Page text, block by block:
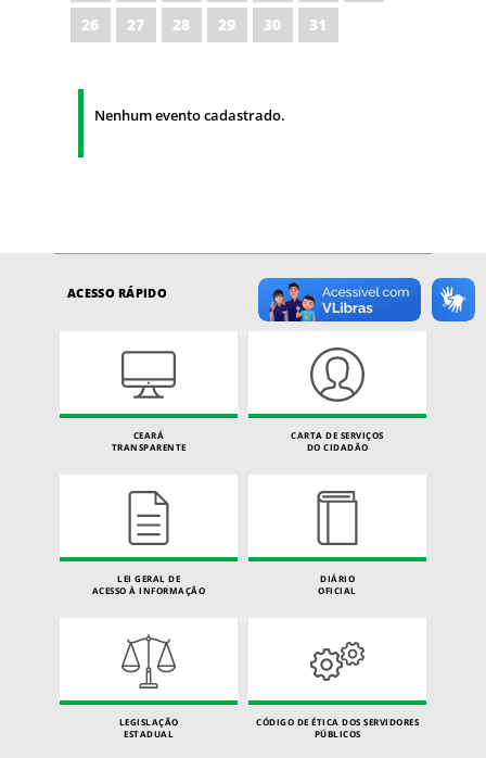
26
27 28 29 30 31
Nenhum evento cadastrado.
ACESSO RÁPIDO
CEARÁ
TRANSPARENTE
CARTA DE SERVIÇOS
DO CIDADÃO
LEI GERAL DE
ACESSO À INFORMAÇÃO
DIÁRIO
OFICIAL
LEGISLAÇÃO
ESTADUAL
CÓDIGO DE ÉTICA DOS SERVIDORES
PÚBLICOS